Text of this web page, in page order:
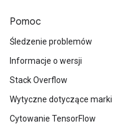
Pomoc
Śledzenie problemów
Informacje o wersji
Stack Overflow
Wytyczne dotyczące marki
Cytowanie TensorFlow